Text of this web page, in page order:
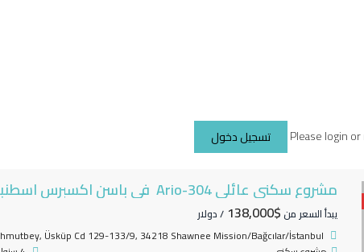
Please login تسجيل دخول
مشروع سكني عائلي Ario-304 في باسن اكسبرس اسطنبول
يبدأ السعر من $138,000
/ دولار
Üsküp Cd 129-133/9, 34218 Shawnee Mission/Bağcılar/İstanbul